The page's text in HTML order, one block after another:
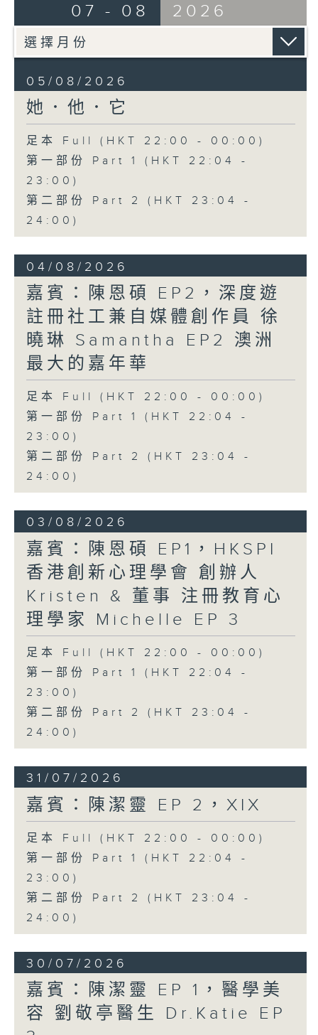
07 - 08 2026
05/08/2026
她．他．它
足本 Full (HKT 22:00 - 00:00)
第一部份 Part 1 (HKT 22:04 -
23:00)
第二部份 Part 2 (HKT 23:04 -
24:00)
04/08/2026
嘉賓：陳恩碩 EP2，深度遊
註冊社工兼自媒體創作員 徐
曉琳 Samantha EP2 澳洲
最大的嘉年華
足本 Full (HKT 22:00 - 00:00)
第一部份 Part 1 (HKT 22:04 -
23:00)
第二部份 Part 2 (HKT 23:04 -
24:00)
03/08/2026
嘉賓：陳恩碩 EP1，HKSPI
香港創新心理學會 創辦人
Kristen & 董事 注冊教育心
理學家 Michelle EP 3
足本 Full (HKT 22:00 - 00:00)
第一部份 Part 1 (HKT 22:04 -
23:00)
第二部份 Part 2 (HKT 23:04 -
24:00)
31/07/2026
嘉賓：陳潔靈 EP 2，XIX
足本 Full (HKT 22:00 - 00:00)
第一部份 Part 1 (HKT 22:04 -
23:00)
第二部份 Part 2 (HKT 23:04 -
24:00)
30/07/2026
嘉賓：陳潔靈 EP 1，醫學美
容 劉敬亭醫生 Dr.Katie EP